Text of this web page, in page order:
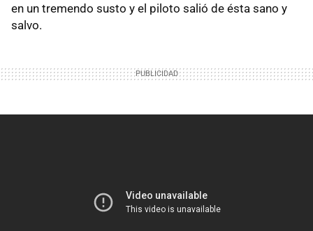
en un tremendo susto y el piloto salió de ésta sano y
salvo.